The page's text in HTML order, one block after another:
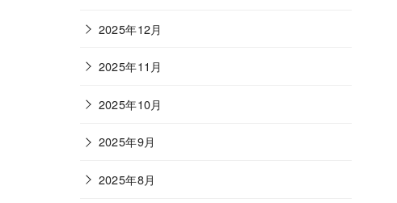
2025年12月
2025年11月
2025年10月
2025年9月
2025年8月